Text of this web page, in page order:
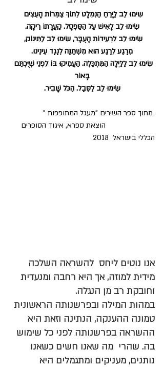
שִימוּ לֵב לַיָּרֵחַ הַנִּמְלָט לְתוֹךְ צַמְּרוֹת הָעֵצִים
שִׂימוּ לֵב לָאִישׁ עַל הַסַּפְסָל. קַעֲרָתוֹ רֵיקָה.
שִׂימוּ לֵב לִרְעִידוֹת הָעֻבָּר, שִׂימוּ לֵב לַתִּינוֹק,
מֵרֶגַע לְרֶגַע הוּא מִשְׁתַּנֶּה לְנֶגֶד עֵינֵינוּ.
שִׂימוּ לֵב לַלַּיְלָה הַמִּתְכַּלֶּה. הַעֲמִיקוּ בּוֹ לִפְנֵי שֶׁיֻּכְתַּם
בָּאוֹר
שִׂימוּ לֵב לַסֵּבֶל. הַכֹּל שָׁבִיר.
מתוך ספר השירים "מעגל המתופפות "
הוצאת ספרא, איגוד הסופרים
הכללי בישראל  2018
אנו נוטים ליחס  להשראה השלכה
מידית למוזה, אך היא רחבה ומנעדית
וחובקת רב מן הנגלה.
במהות המילה ובפרשנותה הראשונית
טמונה ההענקה, הנתינה וזאת היא
ההשראה בפרשנותה לפני כל שימוש
בה. שהרי  מה שאנו חשים כשאנו
נותנים, מעניקים ומתגמלים היא